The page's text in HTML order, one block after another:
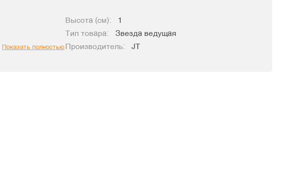
Высота (см):
1
Тип товара:
Звезда ведущая
Показать полностью Производитель: JT